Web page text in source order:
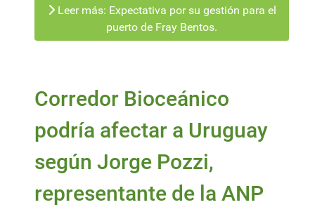
Leer más: Expectativa por su gestión para el
puerto de Fray Bentos.
Corredor Bioceánico
podría afectar a Uruguay
según Jorge Pozzi,
representante de la ANP